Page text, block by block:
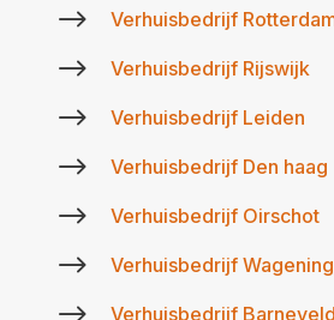
$ Verhuisbedrijf
$ Verhuisbedrijf Rijswijk
$ Verhuisbedrijf Leiden
$ Verhuisbedrijf Den haag
$ Verhuisbedrijf Oirschot
$ Verhuisbedrijf
Verhuisbedrijf Barneveld